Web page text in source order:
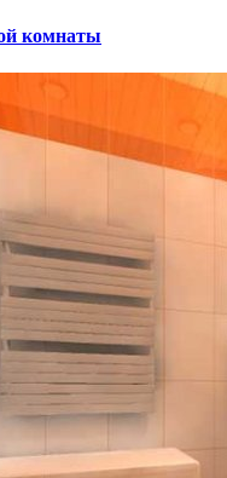
комнаты